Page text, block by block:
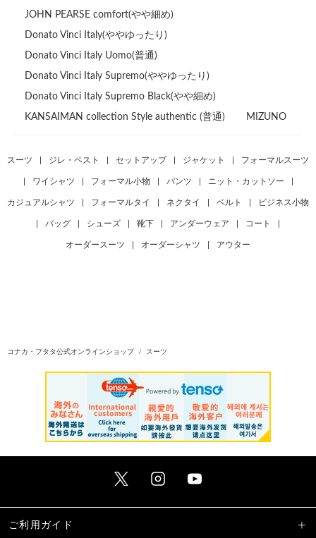
JOHN PEARSE comfort(やや細め)
Donato Vinci Italy(ややゆったり)
Donato Vinci Italy Uomo(普通)
Donato Vinci Italy Supremo(ややゆったり)
Donato Vinci Italy Supremo Black(やや細め)
KANSAIMAN collection Style authentic (普通) MIZUNO
スーツ ジレ・ベスト セットアップ ジャケット フォーマルスーツ
ワイシャツ フォーマル小物 パンツ ニット・カットソー
カジュアルシャツ フォーマルタイ ネクタイ ベルト ビジネス小物
バッグ シューズ 靴下 アンダーウェア コート
オーダースーツ オーダーシャツ アウター
コナカ・フタタ公式オンラインショップ スーツ
ご利用ガイド